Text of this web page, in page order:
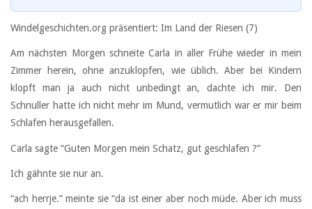
Windelgeschichten.org präsentiert: Im Land der Riesen (7)
Am nächsten Morgen schneite Carla in aller Frühe wieder in mein
Zimmer herein, ohne anzuklopfen, wie üblich. Aber bei Kindern
klopft man ja auch nicht unbedingt an, dachte ich mir. Den
Schnuller hatte ich nicht mehr im Mund, vermutlich war er mir beim
Schlafen herausgefallen.
Carla sagte “Guten Morgen mein Schatz, gut geschlafen ?”
Ich gähnte sie nur an.
“ach herrje.” meinte sie “da ist einer aber noch müde. Aber ich muss